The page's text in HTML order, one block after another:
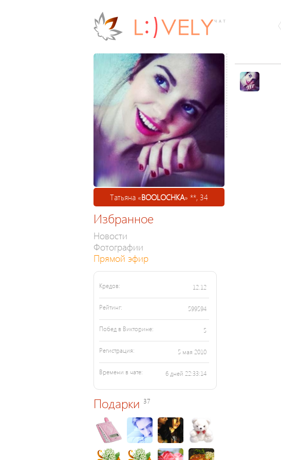
Татьяна «BOOLOCHKA» **, 34
Избранное
Новости
Фотографии
Прямой эфир
Кредов: 12.12
Рейтинг: 599594
Побед в Викторине: 5
Регистрация: 5 мая 2010
Времени в чате: 6 дней 22:33:14
Подарки 37